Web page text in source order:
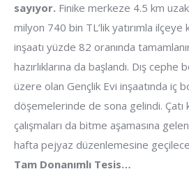
sayıyor. Finike merkeze 4.5 km
milyon 740 bin TL’lik yatırımla ilçeye
inşaatı yüzde 82 oranında
hazırlıklarına da başlandı. Dış
üzere olan Gençlik Evi inşaatında iç
döşemelerinde de sona gelindi. Çatı
çalışmaları da bitme aşamasına
hafta pejyaz düzenlemesine
Tam Donanımlı Tesis…